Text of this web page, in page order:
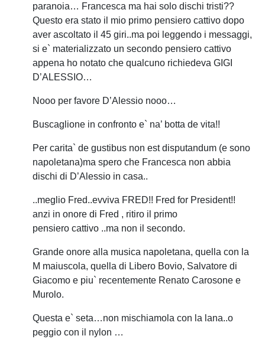
paranoia… Francesca ma hai solo dischi tristi??
Questo era stato il mio primo pensiero cattivo dopo
aver ascoltato il 45 giri..ma poi leggendo i messaggi,
si e` materializzato un secondo pensiero cattivo
appena ho notato che qualcuno richiedeva GIGI
D’ALESSIO…
Nooo per favore D’Alessio nooo…
Buscaglione in confronto e` na’ botta de vita!!
Per carita` de gustibus non est disputandum (e sono
napoletana)ma spero che Francesca non abbia
dischi di D’Alessio in casa..
..meglio Fred..evviva FRED!! Fred for President!!
anzi in onore di Fred , ritiro il primo
pensiero cattivo ..ma non il secondo.
Grande onore alla musica napoletana, quella con la
M maiuscola, quella di Libero Bovio, Salvatore di
Giacomo e piu` recentemente Renato Carosone e
Murolo.
Questa e` seta…non mischiamola con la lana..o
peggio con il nylon …